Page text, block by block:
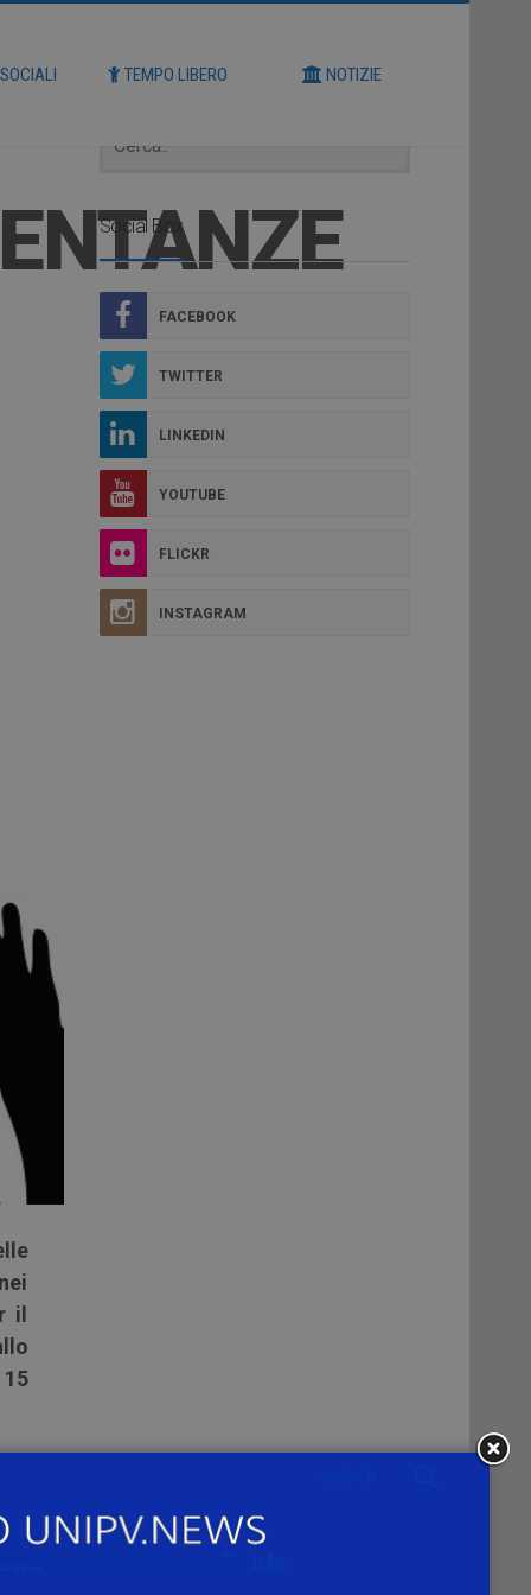
TEMPO LIBERO NOTIZIE
il
Social Box
FACEBOOK
TWITTER
LINKEDIN
YOUTUBE
FLICKR
INSTAGRAM